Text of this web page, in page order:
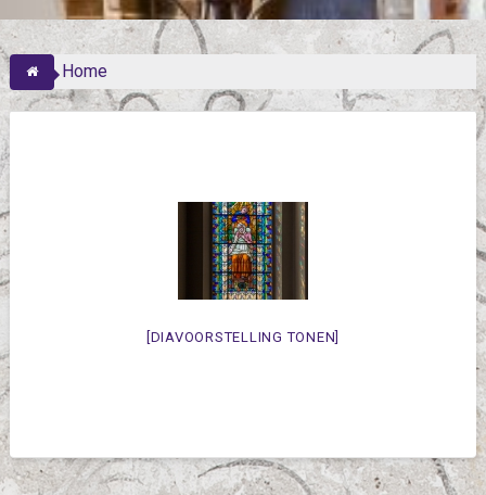
Home
[DIAVOORSTELLING TONEN]